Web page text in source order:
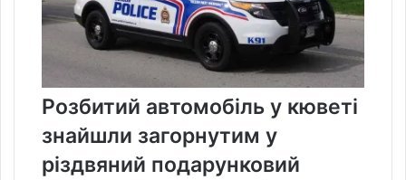
Розбитий автомобіль у кюветі
знайшли загорнутим у
різдвяний подарунковий